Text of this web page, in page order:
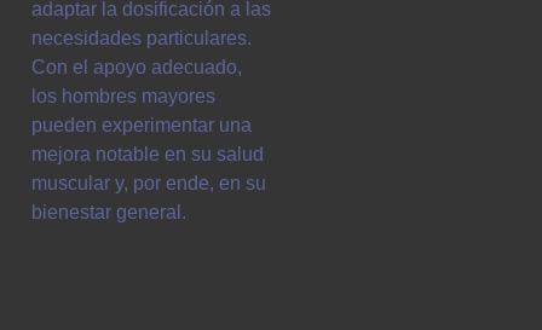
adaptar la dosificación a las
necesidades particulares.
Con el apoyo adecuado,
los hombres mayores
pueden experimentar una
mejora notable en su salud
muscular y, por ende, en su
bienestar general.